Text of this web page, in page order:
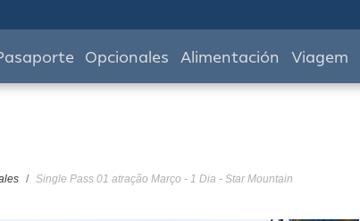
Opcionales Alimentación Viagem
Single Pass 01 atração Março - 1 Dia - Star Mountain